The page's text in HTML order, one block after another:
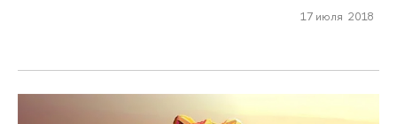
17 июля 2018